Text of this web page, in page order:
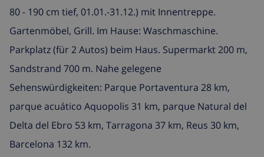
80 - 190 cm tief, 01.01.-31.12.) mit Innentreppe.
Gartenmöbel, Grill. Im Hause: Waschmaschine.
Parkplatz (für 2 Autos) beim Haus. Supermarkt 200 m,
Sandstrand 700 m. Nahe gelegene
Sehenswürdigkeiten: Parque Portaventura 28 km,
parque acuático Aquopolis 31 km, parque Natural del
Delta del Ebro 53 km, Tarragona 37 km, Reus 30 km,
Barcelona 132 km.